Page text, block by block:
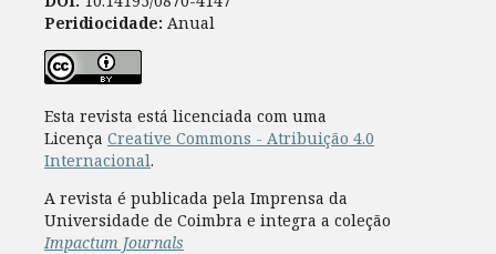
Peridiocidade: Anual
Esta revista está licenciada com uma
Licença Creative Commons - Atribuição 4.0
Internacional.
A revista é publicada pela Imprensa da
Universidade de Coimbra e integra a coleção
Impactum Journals